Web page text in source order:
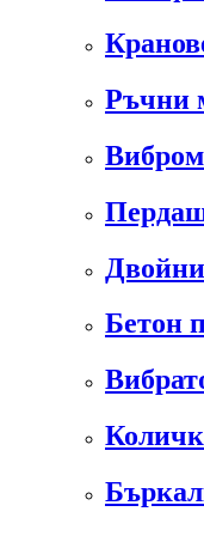
Ръчни
Бетон